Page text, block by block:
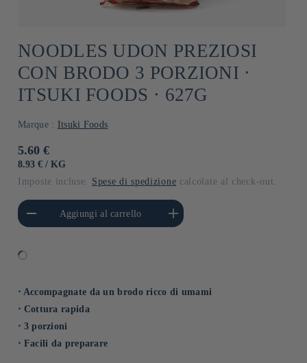
NOODLES UDON PREZIOSI
CON BRODO 3 PORZIONI ⋅
ITSUKI FOODS ⋅ 627G
Marque : Itsuki Foods
Prezzo
di
5.60 €
PREZZO
8.93 € / PER
KG
Imposte incluse. Spese di spedizione calcolate al check-out.
quantità per Default
Title
Aggiungi al carrello
Aumenta quantità per Default
Title
⋅ Accompagnate da un brodo ricco di umami
⋅ Cottura rapida
⋅ 3 porzioni
⋅ Facili da preparare